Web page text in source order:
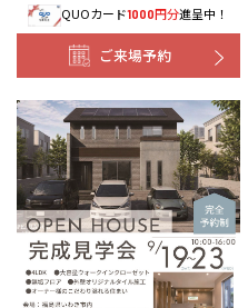
QUOカード1000円分進呈中！
ご来場予約